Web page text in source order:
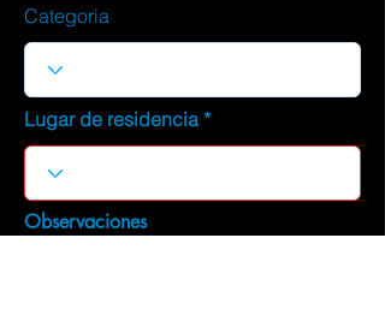
Categoria
Lugar de residencia
Observaciones